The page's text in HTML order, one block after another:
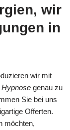
wir
in
wir mit
Hypnose genau zu
Sie bei uns
Offerten.
möchten,